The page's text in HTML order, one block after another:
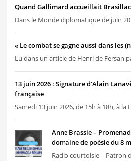
Quand Gallimard accueillait
Dans le Monde diplomatique de juin
« Le combat se gagne aussi dans les
Lu dans un article de Henri de Fersan
13 juin 2026 : Signature d’Alain
française
Samedi 13 juin 2026, de 15h à 18h, à la
Anne Brassie –
domaine de poésie du 8
Radio courtoisie – Patron